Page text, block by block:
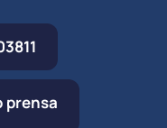
prensa